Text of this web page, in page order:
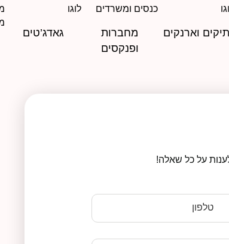
תיקים וארנקים
מחברות
ופנקסים
גאדג’טים
על כל שאלה!
טלפון